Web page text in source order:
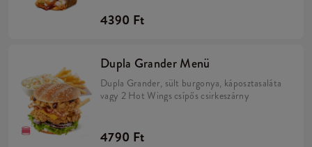
4390 Ft
Dupla Grander Menü
Dupla Grander, sült burgonya, káposztasaláta
vagy 2 Hot Wings csípős csirkeszárny
4790 Ft